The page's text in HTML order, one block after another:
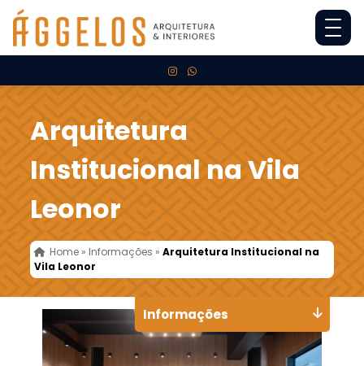
Arquitetura
Institucional na Vila
Leonor
Home » Informações »Arquitetura Institucional na
Vila Leonor
Informações